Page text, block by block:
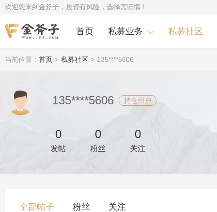
欢迎您来到金斧子，投资有风险，选择需谨慎！
首页 私募业务 私募社区
当前位置： 首页 > 私募社区 > 135****5606
135****5606 持仓用户
0
发帖
0
粉丝
0
关注
全部帖子 粉丝 关注